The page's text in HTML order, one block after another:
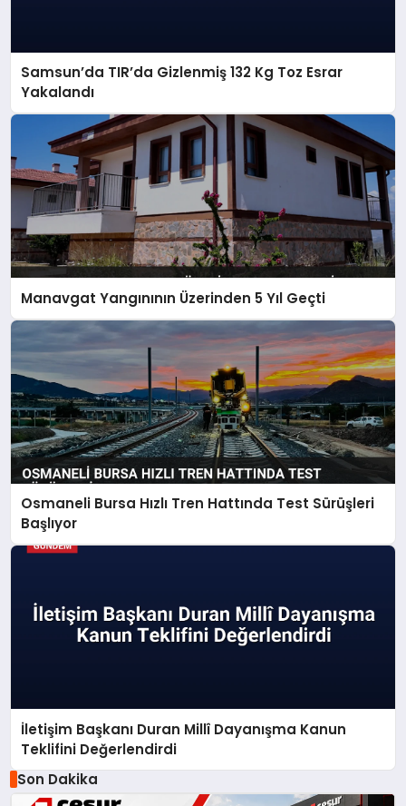
Samsun’da TIR’da Gizlenmiş 132 Kg Toz Esrar
Yakalandı
Manavgat Yangınının Üzerinden 5 Yıl Geçti
Osmaneli Bursa Hızlı Tren Hattında Test Sürüşleri
Başlıyor
İletişim Başkanı Duran Millî Dayanışma Kanun
Teklifini Değerlendirdi
Son Dakika